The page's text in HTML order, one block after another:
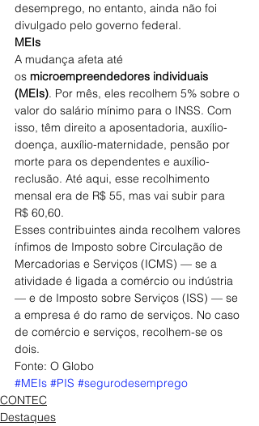
desemprego, no entanto, ainda não foi
divulgado pelo governo federal.
MEIs
A mudança afeta até
os microempreendedores individuais
(MEIs). Por mês, eles recolhem 5% sobre o
valor do salário mínimo para o INSS. Com
isso, têm direito a aposentadoria, auxílio-
doença, auxílio-maternidade, pensão por
morte para os dependentes e auxílio-
reclusão. Até aqui, esse recolhimento
mensal era de R$ 55, mas vai subir para
R$ 60,60.
Esses contribuintes ainda recolhem valores
ínfimos de Imposto sobre Circulação de
Mercadorias e Serviços (ICMS) — se a
atividade é ligada a comércio ou indústria
— e de Imposto sobre Serviços (ISS) — se
a empresa é do ramo de serviços. No caso
de comércio e serviços, recolhem-se os
dois.
Fonte: O Globo
#MEIs #PIS #segurodesemprego
CONTEC
Destaques